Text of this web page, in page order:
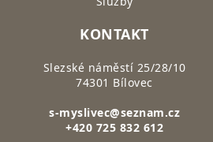
KONTAKT
Slezské náměstí 25/28/10
74301 Bílovec
s-myslivec@seznam.cz
+420 725 832 612